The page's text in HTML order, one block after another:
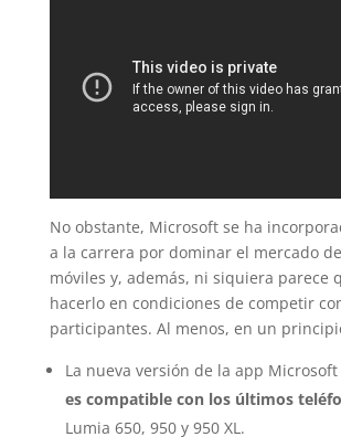
No obstante, Microsoft se ha
a la carrera por dominar el mercado
móviles y, además, ni siquiera parece
hacerlo en condiciones de competir
participantes. Al menos, en un
La nueva versión de la app
es compatible con los últimos
Lumia 650, 950 y 950 XL.